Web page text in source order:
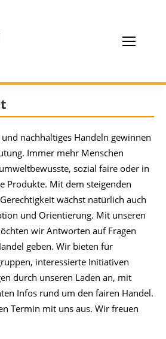
nachhaltiges Handeln gewinnen
Immer mehr Menschen
sozial faire oder in
Produkte. Mit dem steigenden
wächst natürlich auch
und Orientierung. Mit unseren
wir Antworten auf Fragen
geben. Wir bieten für
interessierte Initiativen
durch unseren Laden an, mit
Infos rund um den fairen Handel.
Termin mit uns aus. Wir freuen